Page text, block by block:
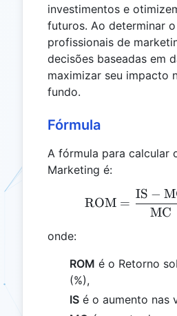
investimentos e
futuros. Ao determinar o
profissionais de
decisões baseadas em
maximizar seu impacto
fundo.
Fórmula
A fórmula para calcular
Marketing é:
ROM =
MC
IS −
onde:
ROM é o Retorno
(%),
IS é o aumento nas